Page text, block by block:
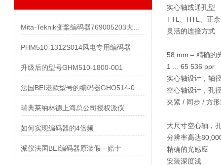
PHM510-1312S014风电专用编码器
升级后的型号GHM510-1800-001
瑞典莱纳林德上海总公司授权派仪
如何实现编码器的4倍频
派仪法国BEI编码器原装假一赔十
实心轴或通孔型
TTL、HTL、正
灵活的连接方式
58 mm – 精确的
1 ... 65 536 ppr
实心轴设计，轴
空心轴设计，孔
夹紧 / 同步 / 方
大尺寸空心轴，
分辨率高达
精确的光感应
安装深度浅